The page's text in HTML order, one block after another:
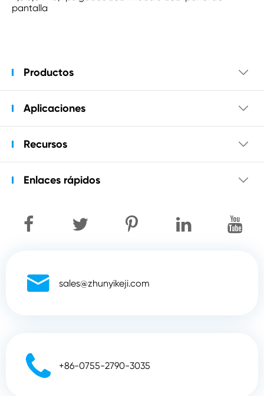
pantalla
Productos 
Aplicaciones 
Recursos 
Enlaces rápidos 
 sales@zhunyikeji.com
 +86-0755-2790-3035